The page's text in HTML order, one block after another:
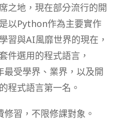
之地，現在部分流行的開
以Python作為主要實作
習與AI風靡世界的現在，
件選用的程式語言，
受學界、業界，以及開
程式語言第一名。
習，不限修課對象。